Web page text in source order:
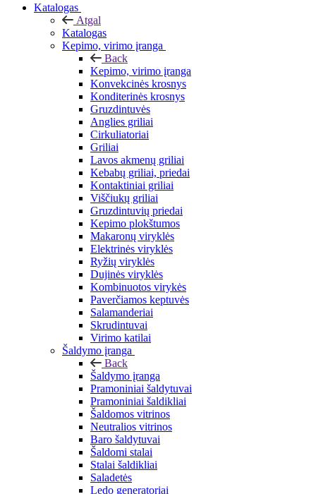
Katalogas
Atgal
Katalogas
Kepimo, virimo įranga
Back
Kepimo, virimo įranga
Konvekcinės krosnys
Konditerinės krosnys
Gruzdintuvės
Anglies griliai
Cirkuliatoriai
Griliai
Lavos akmenų griliai
Kebabų griliai, priedai
Kontaktiniai griliai
Viščiukų griliai
Gruzdintuvių priedai
Kepimo plokštumos
Makaronų viryklės
Elektrinės viryklės
Ryžių viryklės
Dujinės viryklės
Kombinuotos virykės
Paverčiamos keptuvės
Salamanderiai
Skrudintuvai
Virimo katilai
Šaldymo įranga
Back
Šaldymo įranga
Pramoniniai šaldytuvai
Pramoniniai šaldikliai
Šaldomos vitrinos
Neutralios vitrinos
Baro šaldytuvai
Šaldomi stalai
Stalai šaldikliai
Saladetės
Ledo generatoriai